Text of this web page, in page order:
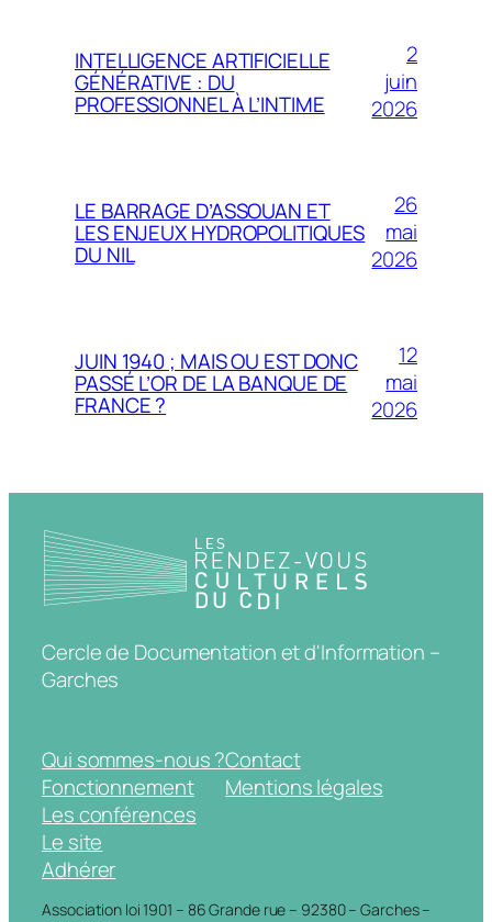
INTELLIGENCE ARTIFICIELLE
GÉNÉRATIVE : DU
PROFESSIONNEL À L’INTIME
2
juin
2026
LE BARRAGE D’ASSOUAN ET
LES ENJEUX HYDROPOLITIQUES
DU NIL
26
mai
2026
JUIN 1940 ; MAIS OU EST DONC
PASSÉ L’OR DE LA BANQUE DE
FRANCE ?
12
mai
2026
Cercle de Documentation et d'Information –
Garches
Qui sommes-nous ?
Fonctionnement
Les conférences
Le site
Adhérer
Contact
Mentions légales
Association loi 1901 – 86 Grande rue – 92380 – Garches –